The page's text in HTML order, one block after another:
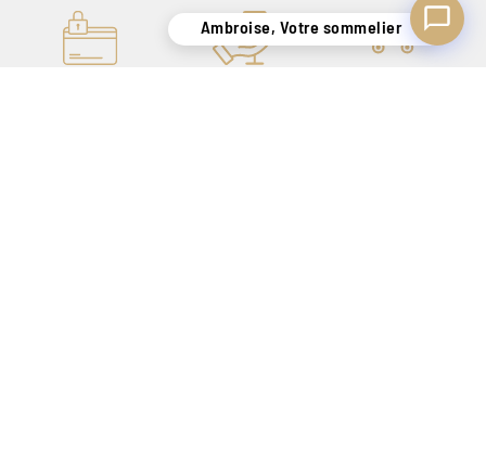
Ambroise, Votre sommelier